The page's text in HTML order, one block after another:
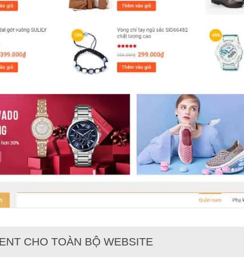
CHO TOÀN BỘ WEBSITE